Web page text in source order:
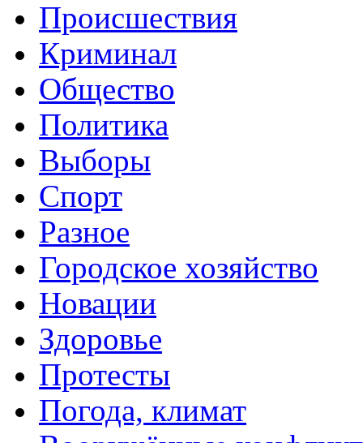
Происшествия
Криминал
Общество
Политика
Выборы
Спорт
Разное
Городское хозяйство
Новации
Здоровье
Протесты
Погода, климат